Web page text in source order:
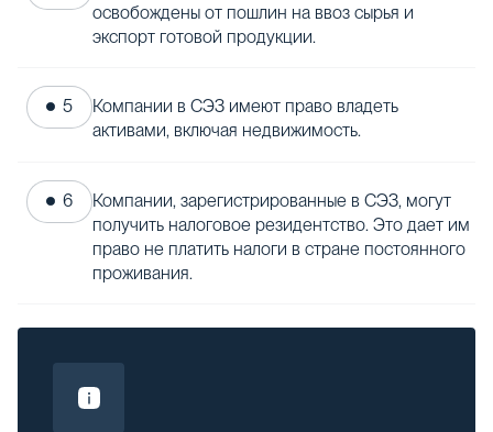
освобождены от пошлин на ввоз сырья и
экспорт готовой продукции.
Компании в СЭЗ имеют право владеть
активами, включая недвижимость.
Компании, зарегистрированные в СЭЗ, могут
получить налоговое резидентство. Это дает им
право не платить налоги в стране постоянного
проживания.